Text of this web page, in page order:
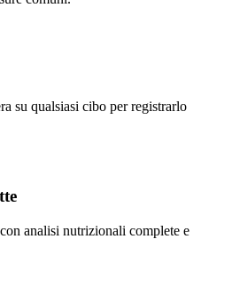
su qualsiasi cibo per registrarlo
analisi nutrizionali complete e